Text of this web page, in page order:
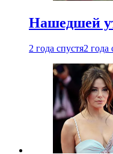
Нашедшей
2 года спустя2 года